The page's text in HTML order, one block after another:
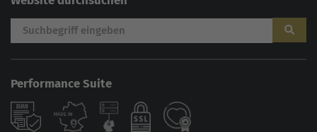
Performance Suite